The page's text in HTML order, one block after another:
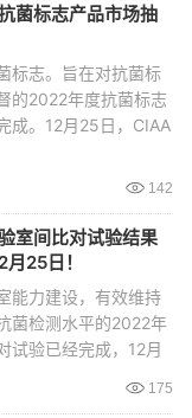
菌标志产品市场抽
标志。旨在对抗菌标
的2022年度抗菌标志
成。12月25日，CIAA
142
室间比对试验结果
25日！
能力建设，有效维持
菌检测水平的2022年
试验已经完成，12月
次比对试验结果，敬
175